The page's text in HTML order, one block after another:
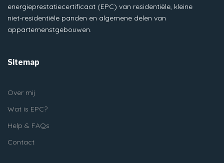
energieprestatiecertificaat (EPC) van residentiële, kleine
niet-residentiële panden en algemene delen van
appartemenstgebouwen.
Sitemap
Over mij
Wat is EPC?
Help & FAQs
Contact